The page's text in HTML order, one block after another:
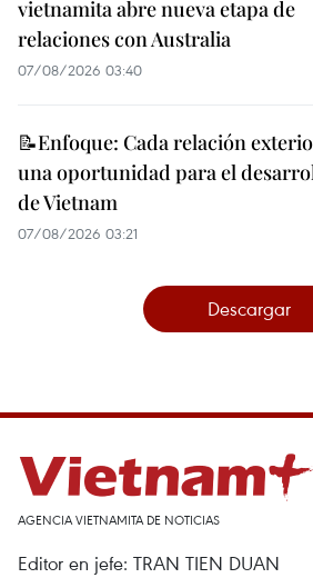
vietnamita abre nueva etapa de
relaciones con Australia
07/08/2026 03:40
📝Enfoque: Cada relación
una oportunidad para el
de Vietnam
07/08/2026 03:21
Descargar
AGENCIA VIETNAMITA DE NOTICIAS
Editor en jefe: TRAN TIEN DUAN